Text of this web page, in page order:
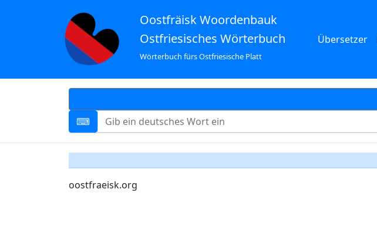
Oostfräisk Woordenbauk
Ostfriesisches Wörterbuch
Wörterbuch fürs Ostfriesische Platt
Übersetzer
oostfraeisk.org